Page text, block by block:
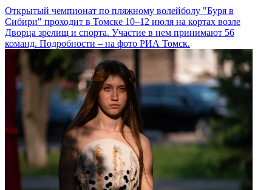
Открытый чемпионат по пляжному волейболу "Буря в
Сибири" проходит в Томске 10–12 июля на кортах возле
Дворца зрелищ и спорта. Участие в нем принимают 56
команд. Подробности – на фото РИА Томск.